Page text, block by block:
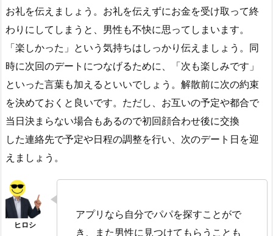
お礼を伝えましょう。お礼を伝えずにお金を受け取って終
わりにしてしまうと、男性も不快に思ってしまいます。
「楽しかった」という気持ちはしっかり伝えましょう。同
時に次回のデートにつなげるために、「次も楽しみです」
といった言葉も加えるといいでしょう。解散前に次の約束
を決めておくと良いです。ただし、お互いの予定や都合で
当日決まらない場合もあるので初回顔合わせ後に交換
した連絡先で予定や日程の調整を行い、次のデート日を迎
えましょう。
アプリなら自分でパパを探すことがで
き、また男性に見つけてもらうことも